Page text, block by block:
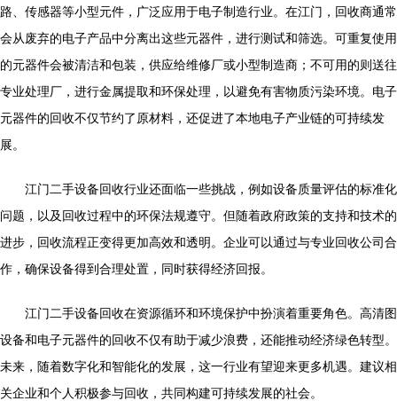
路、传感器等小型元件，广泛应用于电子制造行业。在江门，回收商通常
会从废弃的电子产品中分离出这些元器件，进行测试和筛选。可重复使用
的元器件会被清洁和包装，供应给维修厂或小型制造商；不可用的则送往
专业处理厂，进行金属提取和环保处理，以避免有害物质污染环境。电子
元器件的回收不仅节约了原材料，还促进了本地电子产业链的可持续发
展。
江门二手设备回收行业还面临一些挑战，例如设备质量评估的标准化
问题，以及回收过程中的环保法规遵守。但随着政府政策的支持和技术的
进步，回收流程正变得更加高效和透明。企业可以通过与专业回收公司合
作，确保设备得到合理处置，同时获得经济回报。
江门二手设备回收在资源循环和环境保护中扮演着重要角色。高清图
设备和电子元器件的回收不仅有助于减少浪费，还能推动经济绿色转型。
未来，随着数字化和智能化的发展，这一行业有望迎来更多机遇。建议相
关企业和个人积极参与回收，共同构建可持续发展的社会。